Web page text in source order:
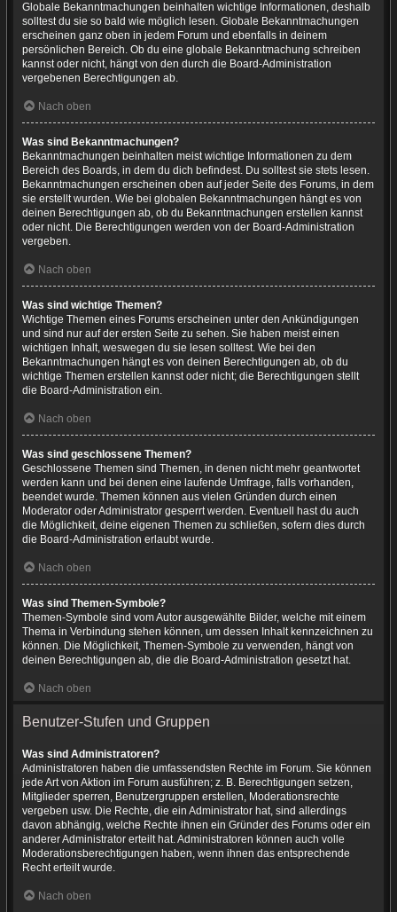
Globale Bekanntmachungen beinhalten wichtige Informationen, deshalb
solltest du sie so bald wie möglich lesen. Globale Bekanntmachungen
erscheinen ganz oben in jedem Forum und ebenfalls in deinem
persönlichen Bereich. Ob du eine globale Bekanntmachung schreiben
kannst oder nicht, hängt von den durch die Board-Administration
vergebenen Berechtigungen ab.
Nach oben
Was sind Bekanntmachungen?
Bekanntmachungen beinhalten meist wichtige Informationen zu dem
Bereich des Boards, in dem du dich befindest. Du solltest sie stets lesen.
Bekanntmachungen erscheinen oben auf jeder Seite des Forums, in dem
sie erstellt wurden. Wie bei globalen Bekanntmachungen hängt es von
deinen Berechtigungen ab, ob du Bekanntmachungen erstellen kannst
oder nicht. Die Berechtigungen werden von der Board-Administration
vergeben.
Nach oben
Was sind wichtige Themen?
Wichtige Themen eines Forums erscheinen unter den Ankündigungen
und sind nur auf der ersten Seite zu sehen. Sie haben meist einen
wichtigen Inhalt, weswegen du sie lesen solltest. Wie bei den
Bekanntmachungen hängt es von deinen Berechtigungen ab, ob du
wichtige Themen erstellen kannst oder nicht; die Berechtigungen stellt
die Board-Administration ein.
Nach oben
Was sind geschlossene Themen?
Geschlossene Themen sind Themen, in denen nicht mehr geantwortet
werden kann und bei denen eine laufende Umfrage, falls vorhanden,
beendet wurde. Themen können aus vielen Gründen durch einen
Moderator oder Administrator gesperrt werden. Eventuell hast du auch
die Möglichkeit, deine eigenen Themen zu schließen, sofern dies durch
die Board-Administration erlaubt wurde.
Nach oben
Was sind Themen-Symbole?
Themen-Symbole sind vom Autor ausgewählte Bilder, welche mit einem
Thema in Verbindung stehen können, um dessen Inhalt kennzeichnen zu
können. Die Möglichkeit, Themen-Symbole zu verwenden, hängt von
deinen Berechtigungen ab, die die Board-Administration gesetzt hat.
Nach oben
Benutzer-Stufen und Gruppen
Was sind Administratoren?
Administratoren haben die umfassendsten Rechte im Forum. Sie können
jede Art von Aktion im Forum ausführen; z. B. Berechtigungen setzen,
Mitglieder sperren, Benutzergruppen erstellen, Moderationsrechte
vergeben usw. Die Rechte, die ein Administrator hat, sind allerdings
davon abhängig, welche Rechte ihnen ein Gründer des Forums oder ein
anderer Administrator erteilt hat. Administratoren können auch volle
Moderationsberechtigungen haben, wenn ihnen das entsprechende
Recht erteilt wurde.
Nach oben